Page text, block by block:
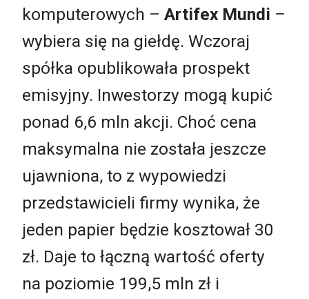
komputerowych – Artifex Mundi –
wybiera się na giełdę. Wczoraj
spółka opublikowała prospekt
emisyjny. Inwestorzy mogą kupić
ponad 6,6 mln akcji. Choć cena
maksymalna nie została jeszcze
ujawniona, to z wypowiedzi
przedstawicieli firmy wynika, że
jeden papier będzie kosztował 30
zł. Daje to łączną wartość oferty
na poziomie 199,5 mln zł i